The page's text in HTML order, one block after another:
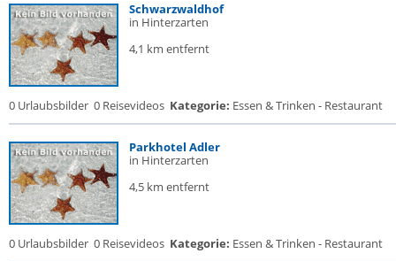
Schwarzwaldhof
in Hinterzarten
4,1 km entfernt
0 Urlaubsbilder 0 Reisevideos Kategorie: Essen & Trinken - Restaurant
Parkhotel Adler
in Hinterzarten
4,5 km entfernt
0 Urlaubsbilder 0 Reisevideos Kategorie: Essen & Trinken - Restaurant